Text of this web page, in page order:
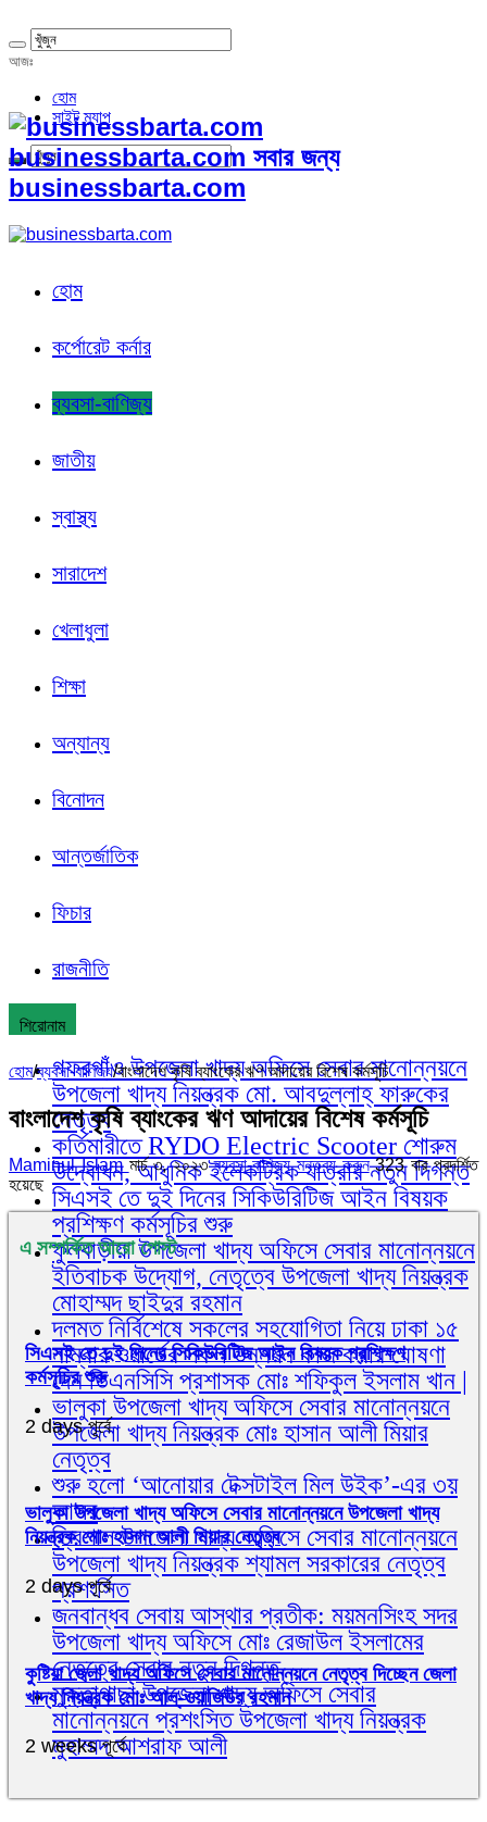
আজঃ
হোম
সাইট ম্যাপ
businessbarta.com সবার জন্য
businessbarta.com
হোম
কর্পোরেট কর্নার
ব্যবসা-বাণিজ্য
জাতীয়
স্বাস্থ্য
সারাদেশ
খেলাধুলা
শিক্ষা
অন্যান্য
বিনোদন
আন্তর্জাতিক
ফিচার
রাজনীতি
শিরোনাম
গফরগাঁও উপজেলা খাদ্য অফিসে সেবার মানোন্নয়নে
উপজেলা খাদ্য নিয়ন্ত্রক মো. আবদুল্লাহ্ ফারুকের
নেতৃত্ব
কর্তিমারীতে RYDO Electric Scooter শোরুম
উদ্বোধন, আধুনিক ইলেকট্রিক যাত্রার নতুন দিগন্ত
সিএসই তে দুই দিনের সিকিউরিটিজ আইন বিষয়ক
প্রশিক্ষণ কর্মসূচির শুরু
ফুলবাড়ীয়া উপজেলা খাদ্য অফিসে সেবার মানোন্নয়নে
ইতিবাচক উদ্যোগ, নেতৃত্বে উপজেলা খাদ্য নিয়ন্ত্রক
মোহাম্মদ ছাইদুর রহমান
দলমত নির্বিশেষে সকলের সহযোগিতা নিয়ে ঢাকা ১৫
নাম্বার ওয়ার্ডের সকল উন্নয়ন কাজ করার ঘোষণা
দেন ডিএনসিসি প্রশাসক মোঃ শফিকুল ইসলাম খান |
ভালুকা উপজেলা খাদ্য অফিসে সেবার মানোন্নয়নে
উপজেলা খাদ্য নিয়ন্ত্রক মোঃ হাসান আলী মিয়ার
নেতৃত্ব
শুরু হলো ‘আনোয়ার টেক্সটাইল মিল উইক’-এর ৩য়
আসর
ত্রিশাল উপজেলা খাদ্য অফিসে সেবার মানোন্নয়নে
উপজেলা খাদ্য নিয়ন্ত্রক শ্যামল সরকারের নেতৃত্ব
প্রশংসিত
জনবান্ধব সেবায় আস্থার প্রতীক: ময়মনসিংহ সদর
উপজেলা খাদ্য অফিসে মোঃ রেজাউল ইসলামের
নেতৃত্বে সেবার নতুন দিগন্ত
মুক্তাগাছা উপজেলা খাদ্য অফিসে সেবার
মানোন্নয়নে প্রশংসিত উপজেলা খাদ্য নিয়ন্ত্রক
মুহাম্মদ আশরাফ আলী
হোম/ব্যবসা-বাণিজ্য/বাংলাদেশ কৃষি ব্যাংকের ঋণ আদায়ের বিশেষ কর্মসূচি
বাংলাদেশ কৃষি ব্যাংকের ঋণ আদায়ের বিশেষ কর্মসূচি
Maminul Islamমার্চ ৩, ২০২৩ ব্যবসা-বাণিজ্য মন্তব্য করুন 323 বার প্রদর্শিত
হয়েছে
এ সম্পর্কিত আরো পোস্ট
সিএসই তে দুই দিনের সিকিউরিটিজ আইন বিষয়ক প্রশিক্ষণ
কর্মসূচির শুরু
2 days পূর্বে
ভালুকা উপজেলা খাদ্য অফিসে সেবার মানোন্নয়নে উপজেলা খাদ্য
নিয়ন্ত্রক মোঃ হাসান আলী মিয়ার নেতৃত্ব
2 days পূর্বে
কুষ্টিয়া জেলা খাদ্য অফিসে সেবার মানোন্নয়নে নেতৃত্ব দিচ্ছেন জেলা
খাদ্য নিয়ন্ত্রক মোঃ আল্-ওয়াজিউর রহমান
2 weeks পূর্বে